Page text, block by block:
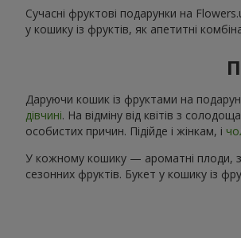
Сучасні фруктові подарунки на
у кошику із фруктів, як апетитні
Даруючи кошик із фруктами на
дівчині. На відміну від квітів з
особистих причин. Підійде і жінкам, і
У кожному кошику — ароматні плоди,
сезонних фруктів. Букет у кошику із